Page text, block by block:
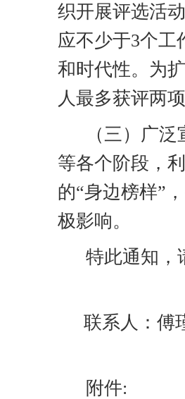
织开展评选活
应不少于3个工
和时代性。 为
人最多获评两项
（三）广
等各个阶段，
的“身边榜样”
极影响。
特此通知，
联系人：傅
附件: